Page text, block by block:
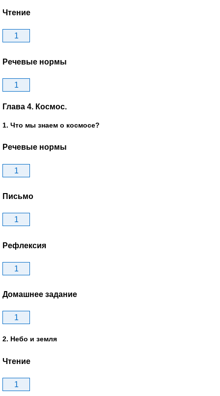
Чтение
1
Речевые нормы
1
Глава 4. Космос.
1. Что мы знаем о космосе?
Речевые нормы
1
Письмо
1
Рефлексия
1
Домашнее задание
1
2. Небо и земля
Чтение
1